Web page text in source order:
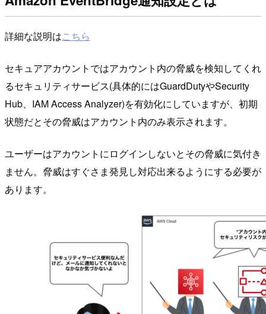
詳細な説明はこちら
セキュアアカウントではアカウント内の脅威を検知してくれ
るセキュリティサービス(具体的にはGuardDutyやSecurity
Hub、IAM Access Analyzer)を有効化にしていますが、初期
状態だとその脅威はアカウント内のみ表示されます。
ユーザーはアカウントにログインしないとその脅威に気付き
ません。脅威はすぐさま発見し対応出来るようにする必要が
あります。